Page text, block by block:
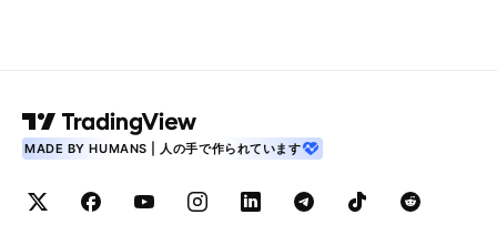
MADE BY HUMANS | 人の手で作られています